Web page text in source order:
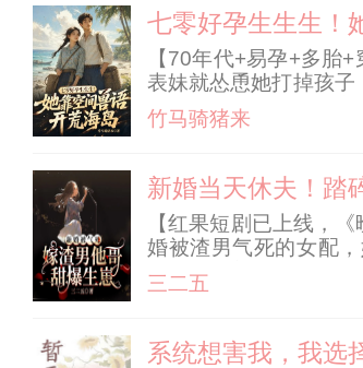
力，请移步正文）
七零好孕生生生！
【70年代+易孕+多胎
表妹就怂恿她打掉孩
不可能，这军婚她随
岛的苦，
竹马骑猪来
新婚当天休夫！踏
【红果短剧已上线，
婚被渣男气死的女配
里，她揪着傻夫君耳朵
每天装憨装傻哭唧唧
三二五
系统想害我，我选